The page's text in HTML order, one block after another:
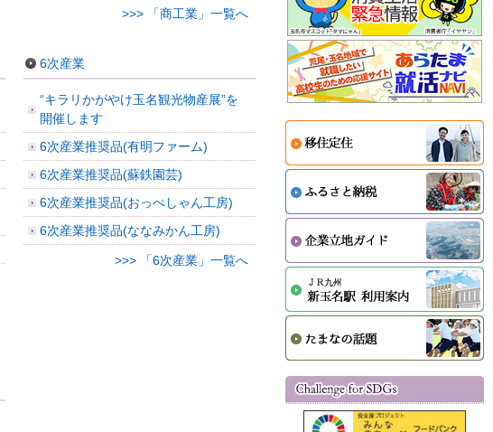
>>> 「商工業」一覧へ
6次産業
“キラリかがやけ玉名観光物産展”を
開催します
6次産業推奨品(有明ファーム)
6次産業推奨品(蘇鉄園芸)
6次産業推奨品(おっぺしゃん工房)
6次産業推奨品(ななみかん工房)
>>> 「6次産業」一覧へ